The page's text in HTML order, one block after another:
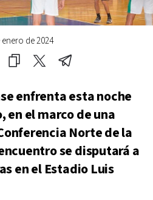
enero de 2024
enfrenta esta noche
en el marco de una
Norte de la
se disputará a
en el Estadio Luis